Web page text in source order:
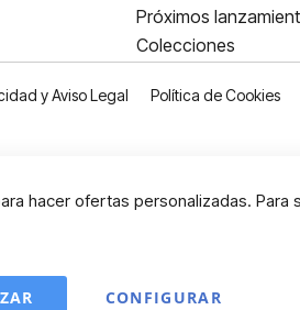
Próximos
Colecciones
y Aviso Legal Política de Cookies
hacer ofertas personalizadas. Para
CONFIGURAR